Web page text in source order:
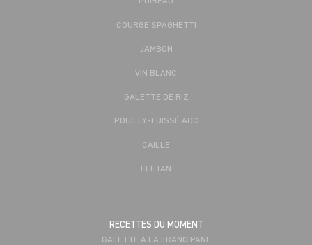
COURGE SPAGHETTI
JAMBON
VIN BLANC
GALETTE DE RIZ
POUILLY-FUISSÉ AOC
CAILLE
FLÉTAN
RECETTES DU MOMENT
GALETTE À LA FRANGIPANE